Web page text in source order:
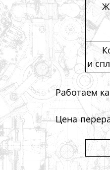
и
Работаем
Цена